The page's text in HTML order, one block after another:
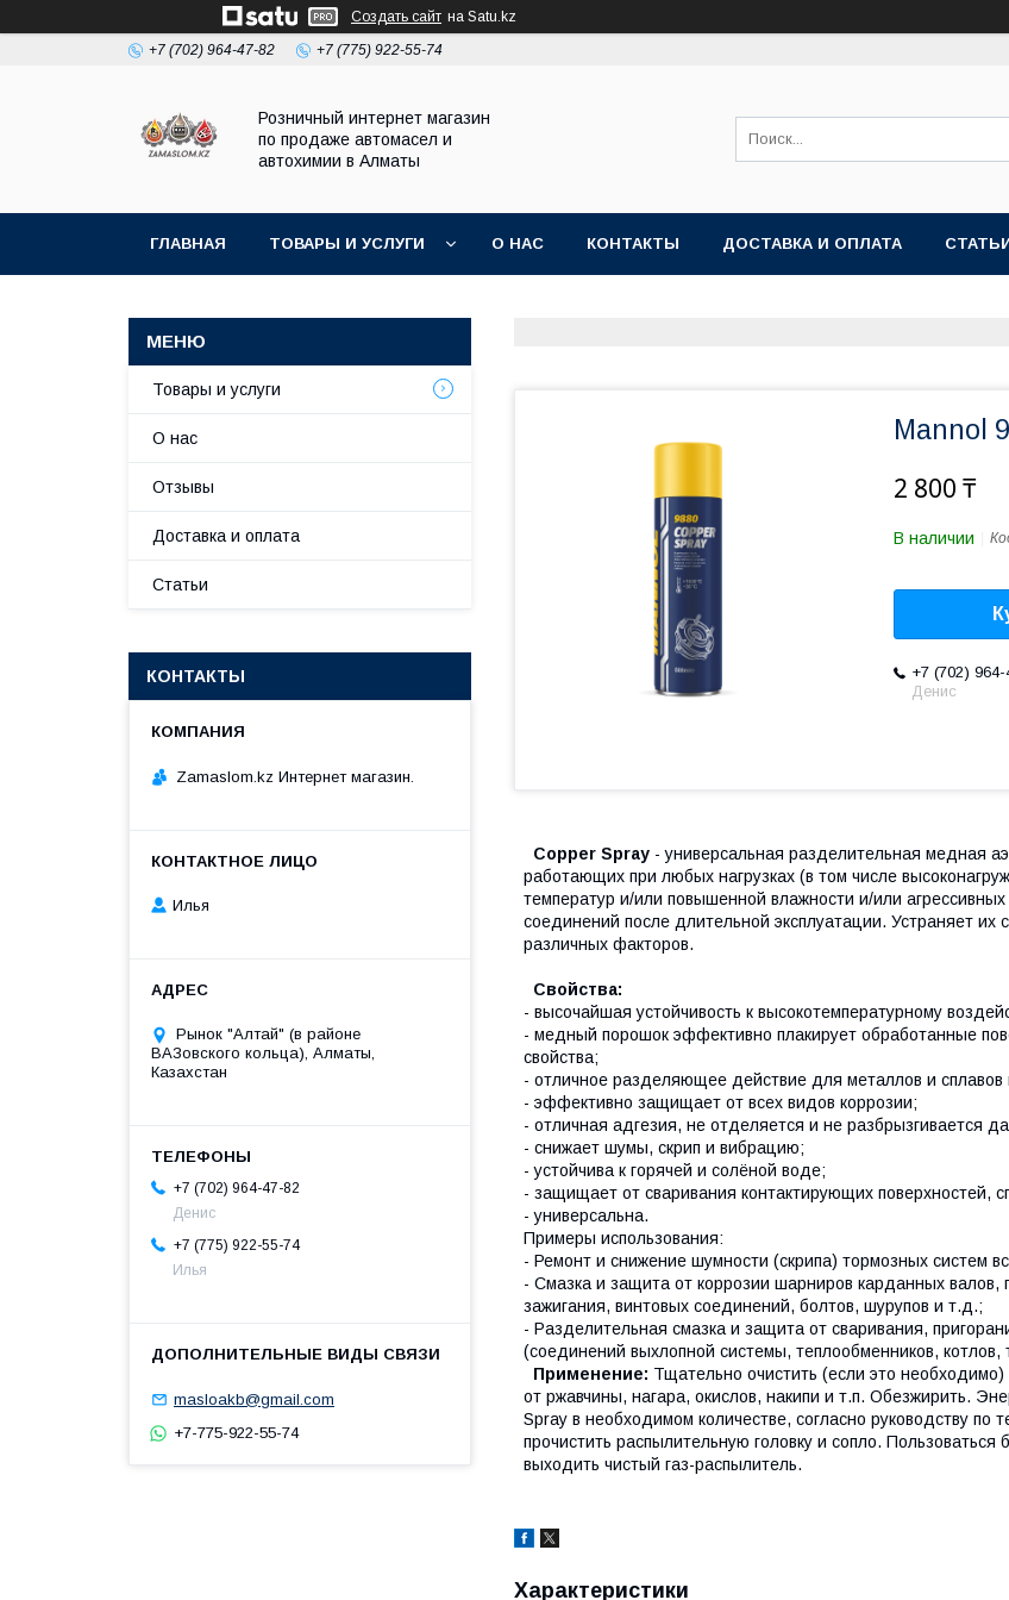
Создать сайт на Satu.kz
+7 (702) 964-47-82 +7 (775) 922-55-74
Розничный интернет магазин
по продаже автомасел и
автохимии в Алматы
ГЛАВНАЯ ТОВАРЫ И УСЛУГИ О НАС КОНТАКТЫ ДОСТАВКА И ОПЛАТА
Mannol
2 800 ₸
В наличии
+7 (702) 964-
Денис
Copper Spray - универсальная разделительная медная
работающих при любых нагрузках (в том числе
температур и/или повышенной влажности и/или
соединений после длительной эксплуатации. Устраняет
различных факторов.
Свойства:
- высочайшая устойчивость к высокотемпературному
- медный порошок эффективно плакирует обработанные
свойства;
- отличное разделяющее действие для металлов и сплавов
- эффективно защищает от всех видов коррозии;
- отличная адгезия, не отделяется и не разбрызгивается
- снижает шумы, скрип и вибрацию;
- устойчива к горячей и солёной воде;
- защищает от сваривания контактирующих поверхностей,
- универсальна.
Примеры использования:
- Ремонт и снижение шумности (скрипа) тормозных систем
- Смазка и защита от коррозии шарниров карданных валов,
зажигания, винтовых соединений, болтов, шурупов и т.д.;
- Разделительная смазка и защита от сваривания,
(соединений выхлопной системы, теплообменников, котлов,
Применение: Тщательно очистить (если это
от ржавчины, нагара, окислов, накипи и т.п. Обезжирить.
Spray в необходимом количестве, согласно руководству по
прочистить распылительную головку и сопло.
выходить чистый газ-распылитель.
Характеристики
Товары и услуги
О нас
Отзывы
Доставка и оплата
Статьи
КОНТАКТЫ
Zamaslom.kz Интернет магазин.
Илья
Рынок "Алтай" (в районе
ВАЗовского кольца), Алматы,
Казахстан
+7 (702) 964-47-82
Денис
+7 (775) 922-55-74
Илья
masloakb@gmail.com
+7-775-922-55-74